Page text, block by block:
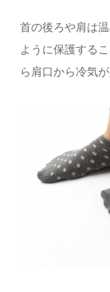
首の後ろや肩は
ように保護する
ら肩口から冷気